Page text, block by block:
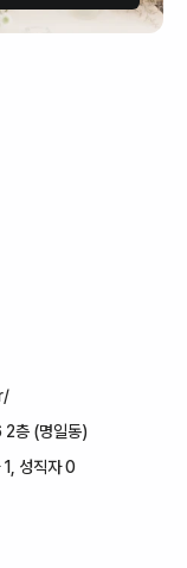
2층 (명일동)
성직자 0